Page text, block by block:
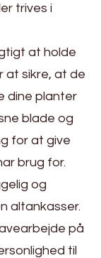
trives i
at holde
at sikre, at de
dine planter
blade og
for at give
brug for.
og
altankasser.
på
til